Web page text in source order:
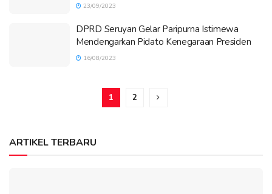
23/09/2023
DPRD Seruyan Gelar Paripurna Istimewa
Mendengarkan Pidato Kenegaraan Presiden
16/08/2023
1 2
ARTIKEL TERBARU